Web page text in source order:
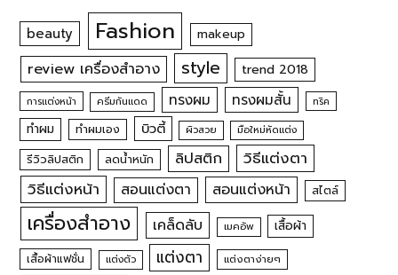
beauty Fashion makeup
review เครื่องสำอาง style trend 2018
การแต่งหน้า ครีมกันแดด ทรงผม ทรงผมสั้น ทริค
ทำผม ทำผมเอง บิวตี้ ผิวสวย มือใหม่หัดแต่ง
รีวิวลิปสติก ลดน้ำหนัก ลิปสติก
วิธีแต่งตา
วิธีแต่งหน้า
สอนแต่งตา สอนแต่งหน้า สไตล์
เครื่องสำอาง เคล็ดลับ เมคอัพ เสื้อผ้า
เสื้อผ้าแฟชั่น แต่งตัว แต่งตา แต่งตาง่ายๆ